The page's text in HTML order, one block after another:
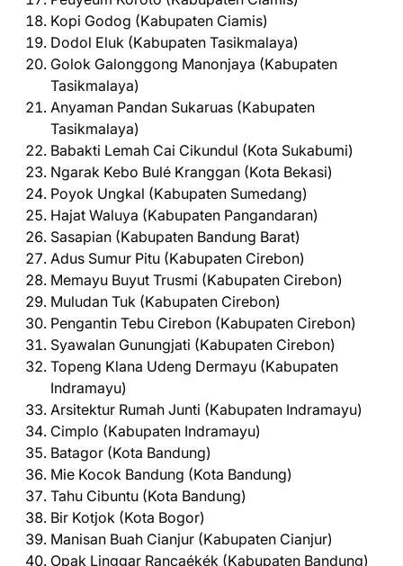
Kopi Godog (Kabupaten Ciamis)
Dodol Eluk (Kabupaten Tasikmalaya)
Golok Galonggong Manonjaya (Kabupaten
Tasikmalaya)
Anyaman Pandan Sukaruas (Kabupaten
Tasikmalaya)
Babakti Lemah Cai Cikundul (Kota Sukabumi)
Ngarak Kebo Bulé Kranggan (Kota Bekasi)
Poyok Ungkal (Kabupaten Sumedang)
Hajat Waluya (Kabupaten Pangandaran)
Sasapian (Kabupaten Bandung Barat)
Adus Sumur Pitu (Kabupaten Cirebon)
Memayu Buyut Trusmi (Kabupaten Cirebon)
Muludan Tuk (Kabupaten Cirebon)
Pengantin Tebu Cirebon (Kabupaten Cirebon)
Syawalan Gunungjati (Kabupaten Cirebon)
Topeng Klana Udeng Dermayu (Kabupaten
Indramayu)
Arsitektur Rumah Junti (Kabupaten Indramayu)
Cimplo (Kabupaten Indramayu)
Batagor (Kota Bandung)
Mie Kocok Bandung (Kota Bandung)
Tahu Cibuntu (Kota Bandung)
Bir Kotjok (Kota Bogor)
Manisan Buah Cianjur (Kabupaten Cianjur)
Opak Linggar Rancaékék (Kabupaten Bandung)